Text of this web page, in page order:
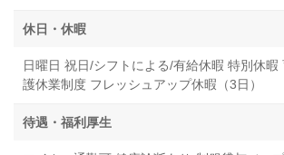
休日・休暇
日曜日 祝日/シフトによる/有給休暇 特別休暇
護休業制度 フレッシュアップ休暇（3日）
待遇・福利厚生